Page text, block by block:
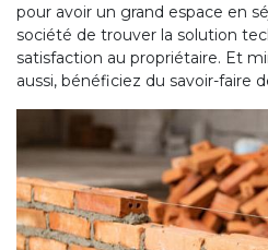
pour avoir un grand espace en
société de trouver la solution
satisfaction au propriétaire. Et
aussi, bénéficiez du savoir-faire